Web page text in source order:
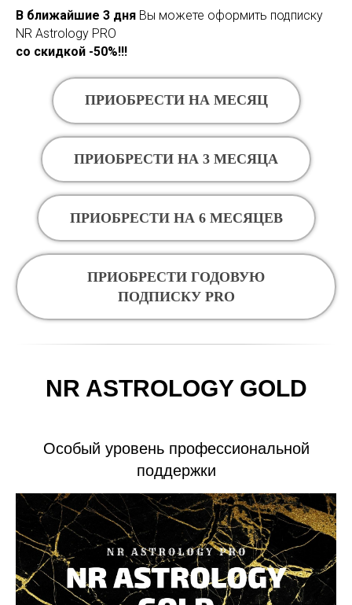
В ближайшие 3 дня Вы можете оформить подписку
NR Astrology PRO
со скидкой -50%!!!
ПРИОБРЕСТИ НА МЕСЯЦ
ПРИОБРЕСТИ НА 3 МЕСЯЦА
ПРИОБРЕСТИ НА 6 МЕСЯЦЕВ
ПРИОБРЕСТИ ГОДОВУЮ
ПОДПИСКУ PRO
NR ASTROLOGY GOLD
Особый уровень профессиональной
поддержки